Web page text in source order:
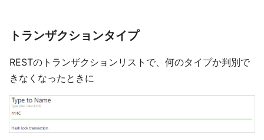
トランザクションタイプ
RESTのトランザクションリストで、何のタイプか判別で
きなくなったときに